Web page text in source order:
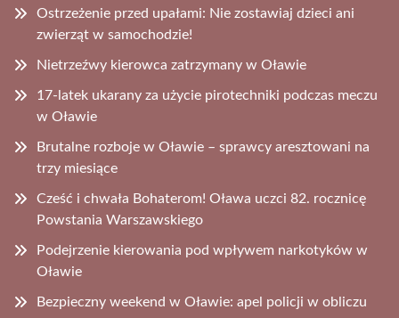
Ostrzeżenie przed upałami: Nie zostawiaj dzieci ani
zwierząt w samochodzie!
Nietrzeźwy kierowca zatrzymany w Oławie
17-latek ukarany za użycie pirotechniki podczas meczu
w Oławie
Brutalne rozboje w Oławie – sprawcy aresztowani na
trzy miesiące
Cześć i chwała Bohaterom! Oława uczci 82. rocznicę
Powstania Warszawskiego
Podejrzenie kierowania pod wpływem narkotyków w
Oławie
Bezpieczny weekend w Oławie: apel policji w obliczu